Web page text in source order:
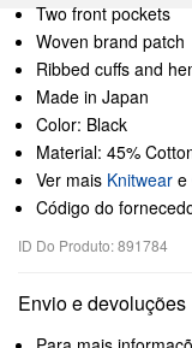
Two front pockets
Woven brand patch
Ribbed cuffs and
Made in Japan
Color: Black
Material: 45%
Ver mais Knitwear e
Código do
ID Do Produto: 891784
Envio e devoluções